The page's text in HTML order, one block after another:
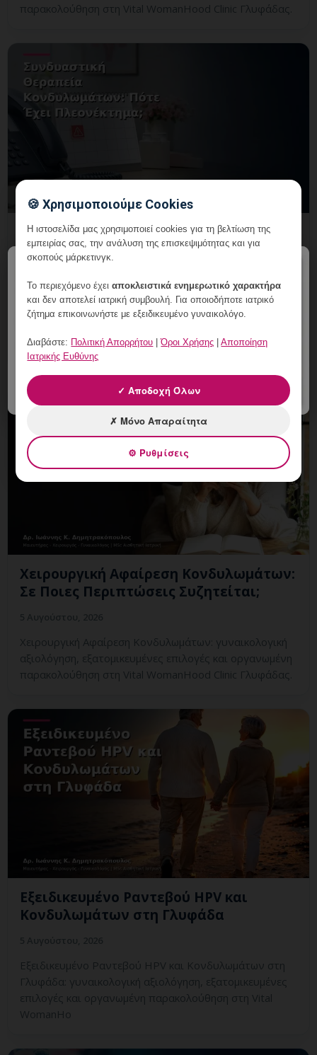
παρακολούθηση στη Vital WomanHood Clinic Γλυφάδας.
Συνδυαστική Θεραπεία
Κονδυλωμάτων: Πότε Έχει
Πλεονέκτημα;
5 Αυγούστου, 2026
Συνδυαστική Θεραπεία Κονδυλωμάτων: γυναικολογική
παρακολούθηση στη Vital WomanHood Clinic Γλυφάδας.
Χειρουργική Αφαίρεση Κονδυλωμάτων:
Σε Ποιες Περιπτώσεις Συζητείται;
Χειρουργική Αφαίρεση Κονδυλωμάτων: γυναικολογική
αξιολόγηση, εξατομικευμένες επιλογές και οργανωμένη
παρακολούθηση στη Vital WomanHood Clinic Γλυφάδας.
Εξειδικευμένο Ραντεβού HPV και
Κονδυλωμάτων στη Γλυφάδα
Εξειδικευμένο Ραντεβού HPV και Κονδυλωμάτων στη
Γλυφάδα: γυναικολογική αξιολόγηση, εξατομικευμένες
επιλογές και οργανωμένη παρακολούθηση στη Vital
WomanHo
🍪 Χρησιμοποιούμε Cookies
Η ιστοσελίδα μας χρησιμοποιεί cookies για τη βελτίωση της
εμπειρίας σας, την ανάλυση της επισκεψιμότητας και για
σκοπούς μάρκετινγκ.
Το περιεχόμενο έχειαποκλειστικά ενημερωτικό χαρακτήρα
και δεν αποτελεί ιατρική συμβουλή. Για οποιοδήποτε ιατρικό
ζήτημα επικοινωνήστε με εξειδικευμένο γυναικολόγο.
Διαβάστε: Πολιτική Απορρήτου |Όροι Χρήσης |Αποποίηση
Ιατρικής Ευθύνης
✓ Αποδοχή Όλων
✗ Μόνο Απαραίτητα
⚙ Ρυθμίσεις